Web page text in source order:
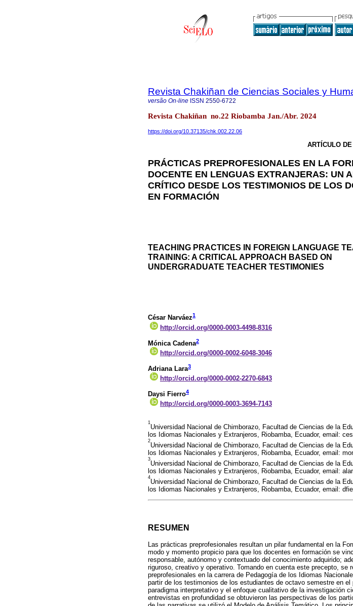
Revista Chakiñan de Ciencias Sociales y
versão On-line ISSN 2550-6722
Revista Chakiñan no.22 Riobamba Jan./Abr. 2024
https://doi.org/10.37135/chk.002.22.06
ARTÍCULO
PRÁCTICAS PREPROFESIONALES EN LA
DOCENTE EN LENGUAS EXTRANJERAS: UN
CRÍTICO DESDE LOS TESTIMONIOS DE LOS
EN FORMACIÓN
TEACHING PRACTICES IN FOREIGN LANGUAGE
TRAINING: A CRITICAL APPROACH BASED ON
UNDERGRADUATE TEACHER TESTIMONIES
César Narváez1
http://orcid.org/0000-0003-4498-8316
Mónica Cadena2
http://orcid.org/0000-0002-6048-3046
Adriana Lara3
http://orcid.org/0000-0002-2270-6843
Daysi Fierro4
http://orcid.org/0000-0003-3694-7143
1
Universidad Nacional de Chimborazo, Facultad de Ciencias de la
los Idiomas Nacionales y Extranjeros, Riobamba, Ecuador, email:
2
Universidad Nacional de Chimborazo, Facultad de Ciencias de la
los Idiomas Nacionales y Extranjeros, Riobamba, Ecuador, email:
3
Universidad Nacional de Chimborazo, Facultad de Ciencias de la
los Idiomas Nacionales y Extranjeros, Riobamba, Ecuador, email:
4
Universidad Nacional de Chimborazo, Facultad de Ciencias de la
los Idiomas Nacionales y Extranjeros, Riobamba, Ecuador, email:
RESUMEN
Las prácticas preprofesionales resultan un pilar fundamental en la
modo y momento propicio para que los docentes en formación se
responsable, autónomo y contextuado del conocimiento adquirido;
riguroso, creativo y operativo. Tomando en cuenta este precepto,
preprofesionales en la carrera de Pedagogía de los Idiomas
partir de los testimonios de los estudiantes de octavo semestre en
paradigma interpretativo y el enfoque cualitativo de la investigación
entrevistas en profundidad se obtuvieron las perspectivas de los